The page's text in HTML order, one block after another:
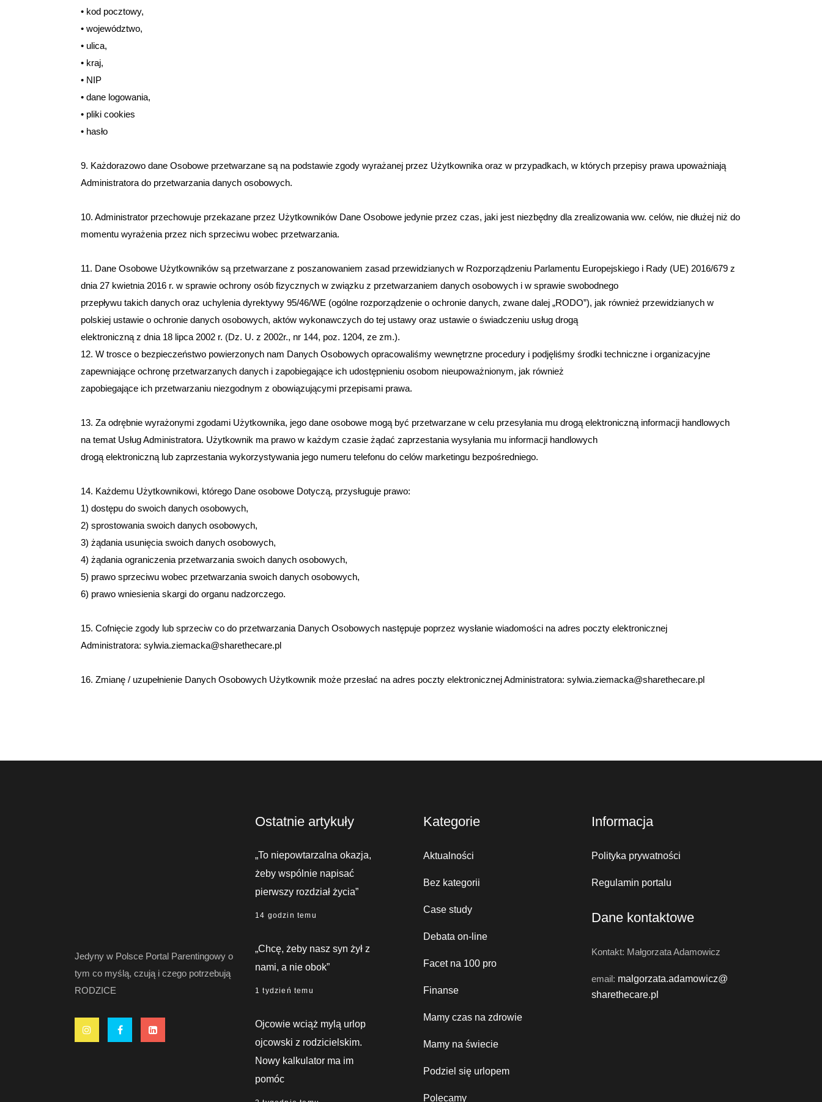
• kod pocztowy,
• województwo,
• ulica,
• kraj,
• NIP
• dane logowania,
• pliki cookies
• hasło
9. Każdorazowo dane Osobowe przetwarzane są na podstawie zgody wyrażanej przez Użytkownika oraz w przypadkach, w których przepisy prawa upoważniają
Administratora do przetwarzania danych osobowych.
10. Administrator przechowuje przekazane przez Użytkowników Dane Osobowe jedynie przez czas, jaki jest niezbędny dla zrealizowania ww. celów, nie dłużej niż do
momentu wyrażenia przez nich sprzeciwu wobec przetwarzania.
11. Dane Osobowe Użytkowników są przetwarzane z poszanowaniem zasad przewidzianych w Rozporządzeniu Parlamentu Europejskiego i Rady (UE) 2016/679 z
dnia 27 kwietnia 2016 r. w sprawie ochrony osób fizycznych w związku z przetwarzaniem danych osobowych i w sprawie swobodnego
przepływu takich danych oraz uchylenia dyrektywy 95/46/WE (ogólne rozporządzenie o ochronie danych, zwane dalej „RODO”), jak również przewidzianych w
polskiej ustawie o ochronie danych osobowych, aktów wykonawczych do tej ustawy oraz ustawie o świadczeniu usług drogą
elektroniczną z dnia 18 lipca 2002 r. (Dz. U. z 2002r., nr 144, poz. 1204, ze zm.).
12. W trosce o bezpieczeństwo powierzonych nam Danych Osobowych opracowaliśmy wewnętrzne procedury i podjęliśmy środki techniczne i organizacyjne
zapewniające ochronę przetwarzanych danych i zapobiegające ich udostępnieniu osobom nieupoważnionym, jak również
zapobiegające ich przetwarzaniu niezgodnym z obowiązującymi przepisami prawa.
13. Za odrębnie wyrażonymi zgodami Użytkownika, jego dane osobowe mogą być przetwarzane w celu przesyłania mu drogą elektroniczną informacji handlowych
na temat Usług Administratora. Użytkownik ma prawo w każdym czasie żądać zaprzestania wysyłania mu informacji handlowych
drogą elektroniczną lub zaprzestania wykorzystywania jego numeru telefonu do celów marketingu bezpośredniego.
14. Każdemu Użytkownikowi, którego Dane osobowe Dotyczą, przysługuje prawo:
1) dostępu do swoich danych osobowych,
2) sprostowania swoich danych osobowych,
3) żądania usunięcia swoich danych osobowych,
4) żądania ograniczenia przetwarzania swoich danych osobowych,
5) prawo sprzeciwu wobec przetwarzania swoich danych osobowych,
6) prawo wniesienia skargi do organu nadzorczego.
15. Cofnięcie zgody lub sprzeciw co do przetwarzania Danych Osobowych następuje poprzez wysłanie wiadomości na adres poczty elektronicznej
Administratora: sylwia.ziemacka@sharethecare.pl
16. Zmianę / uzupełnienie Danych Osobowych Użytkownik może przesłać na adres poczty elektronicznej Administratora: sylwia.ziemacka@sharethecare.pl
Jedyny w Polsce Portal Parentingowy o
tym co myślą, czują i czego potrzebują
RODZICE
Ostatnie artykuły
„To niepowtarzalna okazja,
żeby wspólnie napisać
pierwszy rozdział życia”
14 godzin temu
„Chcę, żeby nasz syn żył z
nami, a nie obok”
1 tydzień temu
Ojcowie wciąż mylą urlop
ojcowski z rodzicielskim.
Nowy kalkulator ma im
pomóc
Kategorie
Aktualności
Bez kategorii
Case study
Debata on-line
Facet na 100 pro
Finanse
Mamy czas na zdrowie
Mamy na świecie
Podziel się urlopem
Polecamy
Informacja
Polityka prywatności
Regulamin portalu
Dane kontaktowe
Kontakt: Małgorzata Adamowicz
email: malgorzata.adamowicz@
sharethecare.pl